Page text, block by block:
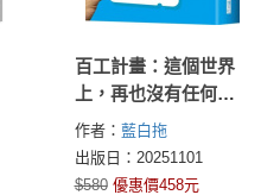
百工計畫：這個世界
上，再也沒有任何工
作能嚇倒我，如果
有，就閃電換工作
作者： 藍白拖
出版日：20251101
$580 優惠價458元